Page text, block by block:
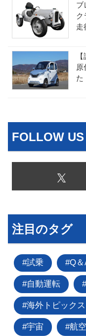
ブ
ク
走
原
た
FOLLOW US
注目のタグ
試乗 Q
自動運転
海外トピックス
宇宙 航